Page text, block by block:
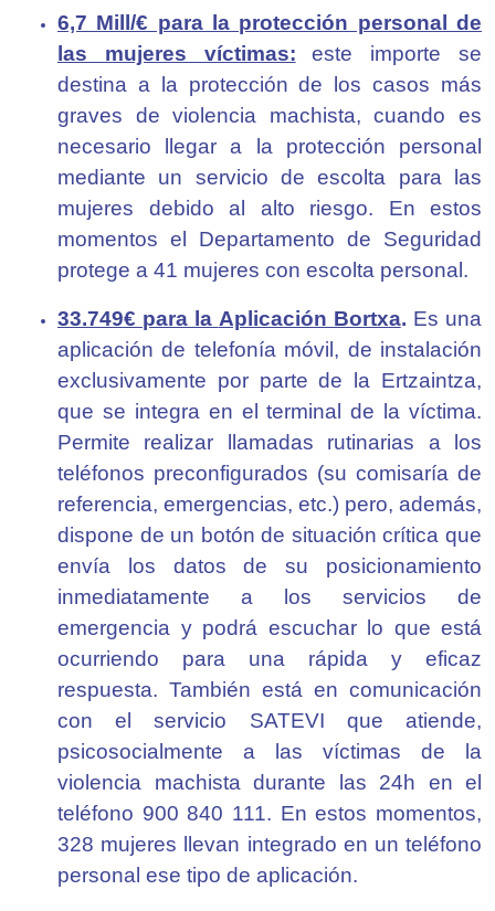
6,7 Mill/€ para la protección personal de
las mujeres víctimas:
este importe se
destina a la protección de los casos más
graves de violencia machista, cuando es
necesario llegar a la protección personal
mediante un servicio de escolta para las
mujeres debido al alto riesgo. En estos
momentos el Departamento de Seguridad
protege a 41 mujeres con escolta personal.
33.749€ para la Aplicación Bortxa. Es una
aplicación de telefonía móvil, de instalación
exclusivamente por parte de la Ertzaintza,
que se integra en el terminal de la víctima.
Permite realizar llamadas rutinarias a los
teléfonos preconfigurados (su comisaría de
referencia, emergencias, etc.) pero, además,
dispone de un botón de situación crítica que
envía los datos de su posicionamiento
inmediatamente a los servicios de
emergencia y podrá escuchar lo que está
ocurriendo para una rápida y eficaz
respuesta. También está en comunicación
con el servicio SATEVI que atiende,
psicosocialmente a las víctimas de la
violencia machista durante las 24h en el
teléfono 900 840 111. En estos momentos,
328 mujeres llevan integrado en un teléfono
personal ese tipo de aplicación.